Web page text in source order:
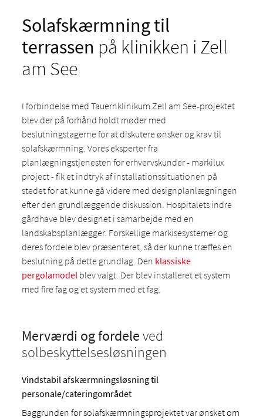
Solafskærmning til
terrassen på klinikken i Zell
am See
I forbindelse med Tauernklinikum Zell am See-projektet
blev der på forhånd holdt møder med
beslutningstagerne for at diskutere ønsker og krav til
solafskærmning. Vores eksperter fra
planlægningstjenesten for erhvervskunder - markilux
project - fik et indtryk af installationssituationen på
stedet for at kunne gå videre med designplanlægningen
efter den grundlæggende diskussion. Hospitalets indre
gårdhave blev designet i samarbejde med en
landskabsplanlægger. Forskellige markisesystemer og
deres fordele blev præsenteret, så der kunne træffes en
beslutning på dette grundlag. Den klassiske
pergolamodel blev valgt. Der blev installeret et system
med fire fag og et system med et fag.
Merværdi og fordeleved
solbeskyttelsesløsningen
Vindstabil afskærmningsløsning til
personale/cateringområdet
Baggrunden for solafskærmningsprojektet var ønsket om